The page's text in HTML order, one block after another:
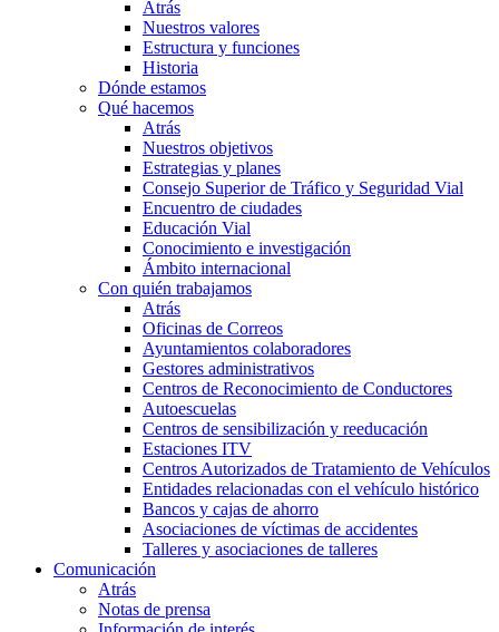
Atrás
Nuestros valores
Estructura y funciones
Historia
Dónde estamos
Qué hacemos
Atrás
Nuestros objetivos
Estrategias y planes
Consejo Superior de Tráfico y Seguridad Vial
Encuentro de ciudades
Educación Vial
Conocimiento e investigación
Ámbito internacional
Con quién trabajamos
Atrás
Oficinas de Correos
Ayuntamientos colaboradores
Gestores administrativos
Centros de Reconocimiento de Conductores
Autoescuelas
Centros de sensibilización y reeducación
Estaciones ITV
Centros Autorizados de Tratamiento de Vehículos
Entidades relacionadas con el vehículo histórico
Bancos y cajas de ahorro
Asociaciones de víctimas de accidentes
Talleres y asociaciones de talleres
Comunicación
Atrás
Notas de prensa